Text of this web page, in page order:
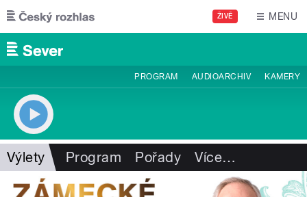
Přejít k hlavnímu obsahu
ŽIVĚ MENU
PROGRAM AUDIOARCHIV KAMERY
Výlety Program Pořady Více…